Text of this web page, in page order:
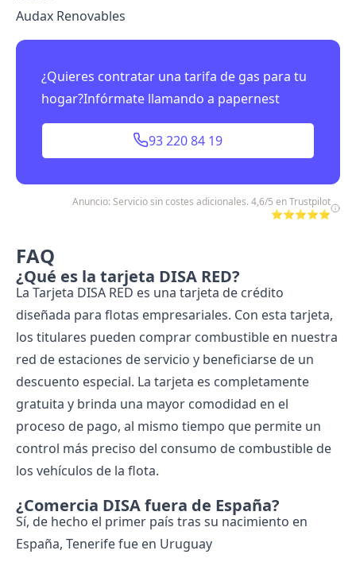
Audax Renovables
¿Quieres contratar una tarifa de gas para tu
hogar?Infórmate llamando a papernest
93 220 84 19
Anuncio: Servicio sin costes adicionales. 4,6/5 en Trustpilot
⭐⭐⭐⭐⭐
FAQ
¿Qué es la tarjeta DISA RED?
La Tarjeta DISA RED es una tarjeta de crédito
diseñada para flotas empresariales. Con esta tarjeta,
los titulares pueden comprar combustible en nuestra
red de estaciones de servicio y beneficiarse de un
descuento especial. La tarjeta es completamente
gratuita y brinda una mayor comodidad en el
proceso de pago, al mismo tiempo que permite un
control más preciso del consumo de combustible de
los vehículos de la flota.
¿Comercia DISA fuera de España?
Sí, de hecho el primer país tras su nacimiento en
España, Tenerife fue en Uruguay